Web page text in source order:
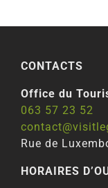
CONTACTS
Office du
063 57 23 52
Rue de
HORAIRES